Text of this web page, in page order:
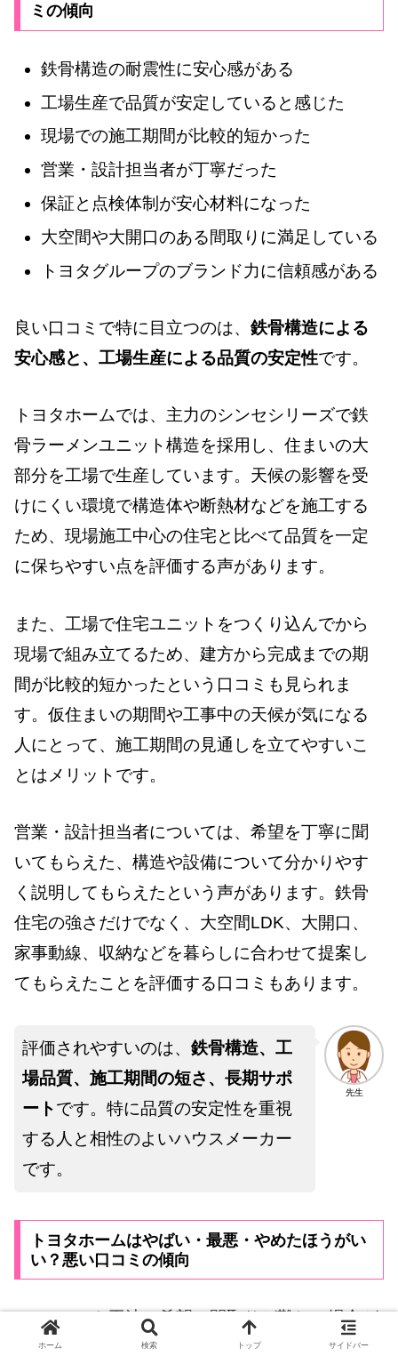
ミの傾向
鉄骨構造の耐震性に安心感がある
工場生産で品質が安定していると感じた
現場での施工期間が比較的短かった
営業・設計担当者が丁寧だった
保証と点検体制が安心材料になった
大空間や大開口のある間取りに満足している
トヨタグループのブランド力に信頼感がある
良い口コミで特に目立つのは、 鉄骨構造による
安心感と、工場生産による品質の安定性です。
トヨタホームでは、主力のシンセシリーズで鉄
骨ラーメンユニット構造を採用し、住まいの大
部分を工場で生産しています。天候の影響を受
けにくい環境で構造体や断熱材などを施工する
ため、現場施工中心の住宅と比べて品質を一定
に保ちやすい点を評価する声があります。
また、工場で住宅ユニットをつくり込んでから
現場で組み立てるため、建方から完成までの期
間が比較的短かったという口コミも見られま
す。仮住まいの期間や工事中の天候が気になる
人にとって、施工期間の見通しを立てやすいこ
とはメリットです。
営業・設計担当者については、希望を丁寧に聞
いてもらえた、構造や設備について分かりやす
く説明してもらえたという声があります。鉄骨
住宅の強さだけでなく、大空間LDK、大開口、
家事動線、収納などを暮らしに合わせて提案し
てもらえたことを評価する口コミもあります。
先生
評価されやすいのは、 鉄骨構造、工
場品質、施工期間の短さ、長期サポ
ートです。特に品質の安定性を重視
する人と相性のよいハウスメーカー
です。
トヨタホームはやばい・最悪・やめたほうがい
い？悪い口コミの傾向
ユニット工法で希望の間取りが難しい場合が
ある
ホーム 検索 トップ サイドバー